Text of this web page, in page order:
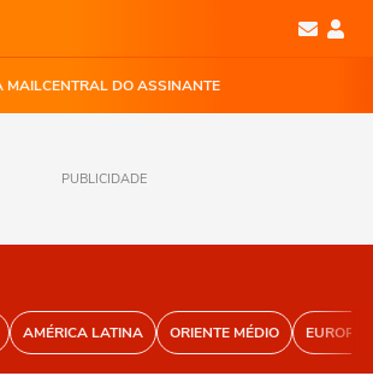
MAILCENTRAL DO ASSINANTE
PUBLICIDADE
AMÉRICA LATINA ORIENTE MÉDIO EUROPA